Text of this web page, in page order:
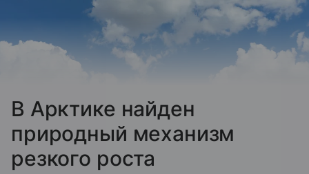
В Арктике найден
природный механизм
резкого роста